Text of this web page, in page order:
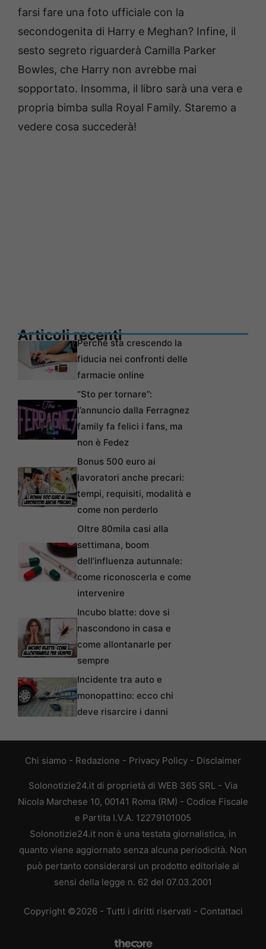
farsi fare una foto ufficiale con la
secondogenita di Harry e Meghan? Infine, il
sesto segreto riguarderà Camilla Parker
Bowles, che Harry non avrebbe mai
sopportato. Insomma, il libro sarà una vera e
propria bimba sulla Royal Family. Staremo a
vedere cosa succederà!
Articoli recentiPerché sta crescendo la
fiducia nei confronti delle
farmacie online
“Sto per tornare”:
l’annuncio dalla Ferragnez
family fa felici i fans, ma
non è Fedez
Bonus 500 euro ai
lavoratori anche precari:
tempi, requisiti, modalità e
come non perderlo
Oltre 80mila casi alla
settimana, boom
dell’influenza autunnale:
come riconoscerla e come
intervenire
Incubo blatte: dove si
nascondono in casa e
come allontanarle per
sempre
Incidente tra auto e
monopattino: ecco chi
deve risarcire i danni
Chi siamo - Redazione - Privacy Policy - Disclaimer
Solonotizie24.it di proprietà di WEB 365 SRL - Via
Nicola Marchese 10, 00141 Roma (RM) - Codice Fiscale
e Partita I.V.A. 12279101005
Solonotizie24.it non è una testata giornalistica, in
quanto viene aggiornato senza alcuna periodicità. Non
può pertanto considerarsi un prodotto editoriale ai
sensi della legge n. 62 del 07.03.2001
Copyright ©2026 - Tutti i diritti riservati - Contattaci